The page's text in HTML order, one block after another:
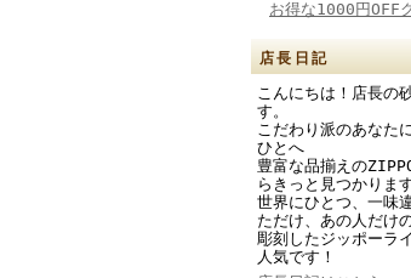
お得な1000円OFF
店長日記
こんにちは！店長の
す。
こだわり派のあなた
ひとへ
豊富な品揃えの
らきっと見つかります
世界にひとつ、一味
ただけ、あの人だけ
彫刻したジッポーラ
人気です！